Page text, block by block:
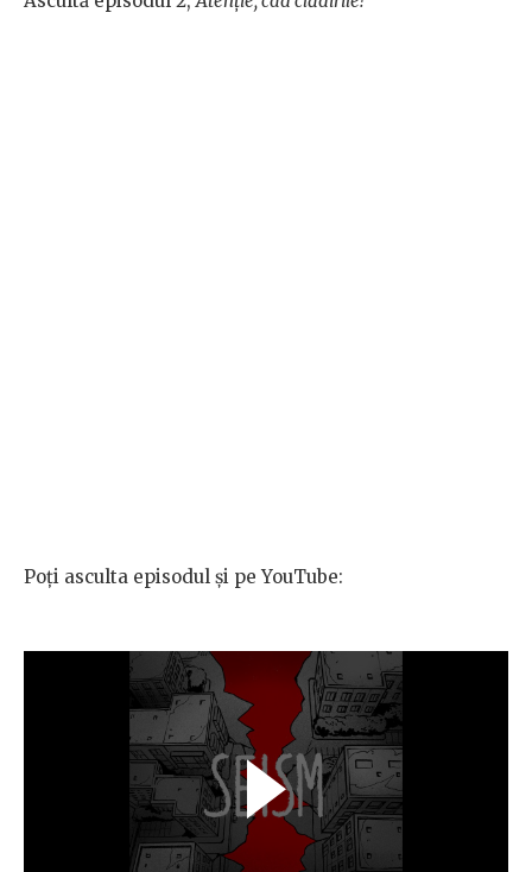
Poți asculta episodul și pe YouTube: